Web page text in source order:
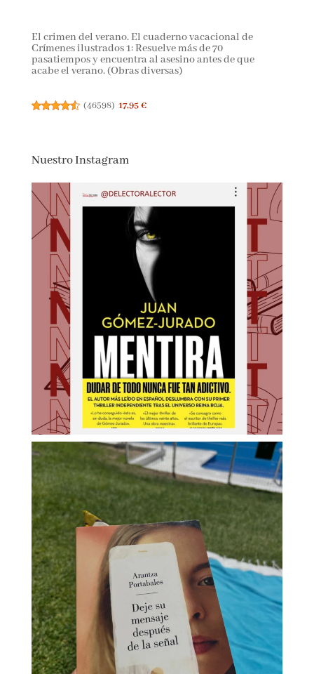
El crimen del verano. El cuaderno vacacional de
Crímenes ilustrados 1: Resuelve más de 70
pasatiempos y encuentra al asesino antes de que
acabe el verano. (Obras diversas)
(46598) 17,95 €
Nuestro Instagram